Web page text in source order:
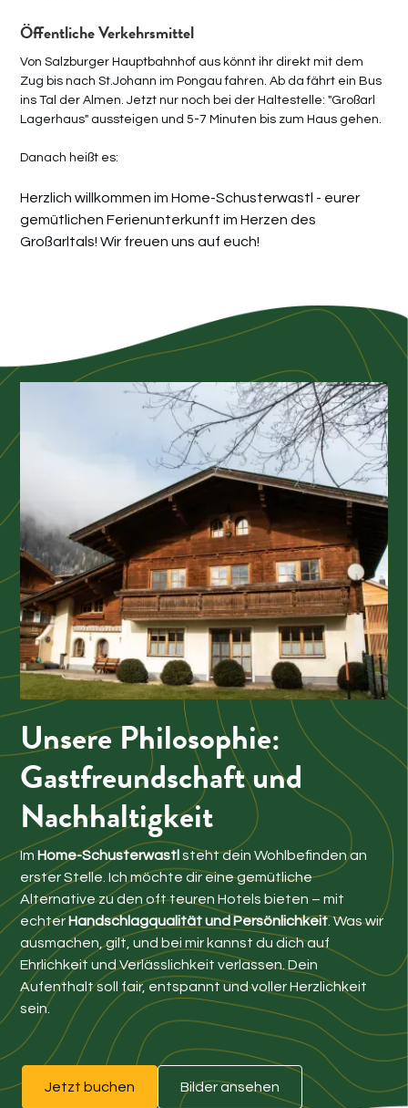
Öffentliche Verkehrsmittel
Von Salzburger Hauptbahnhof aus könnt ihr direkt mit dem
Zug bis nach St.Johann im Pongau fahren. Ab da fährt ein Bus
ins Tal der Almen. Jetzt nur noch bei der Haltestelle: "Großarl
Lagerhaus" aussteigen und 5-7 Minuten bis zum Haus gehen.
Danach heißt es:
Herzlich willkommen im Home-Schusterwastl - eurer
gemütlichen Ferienunterkunft im Herzen des
Großarltals! Wir freuen uns auf euch!
Unsere Philosophie:
Gastfreundschaft und
Nachhaltigkeit
Im Home-Schusterwastl steht dein Wohlbefinden an
erster Stelle. Ich möchte dir eine gemütliche
Alternative zu den oft teuren Hotels bieten – mit
echter Handschlagqualität und Persönlichkeit. Was wir
ausmachen, gilt, und bei mir kannst du dich auf
Ehrlichkeit und Verlässlichkeit verlassen. Dein
Aufenthalt soll fair, entspannt und voller Herzlichkeit
sein.
Jetzt buchen Bilder ansehen